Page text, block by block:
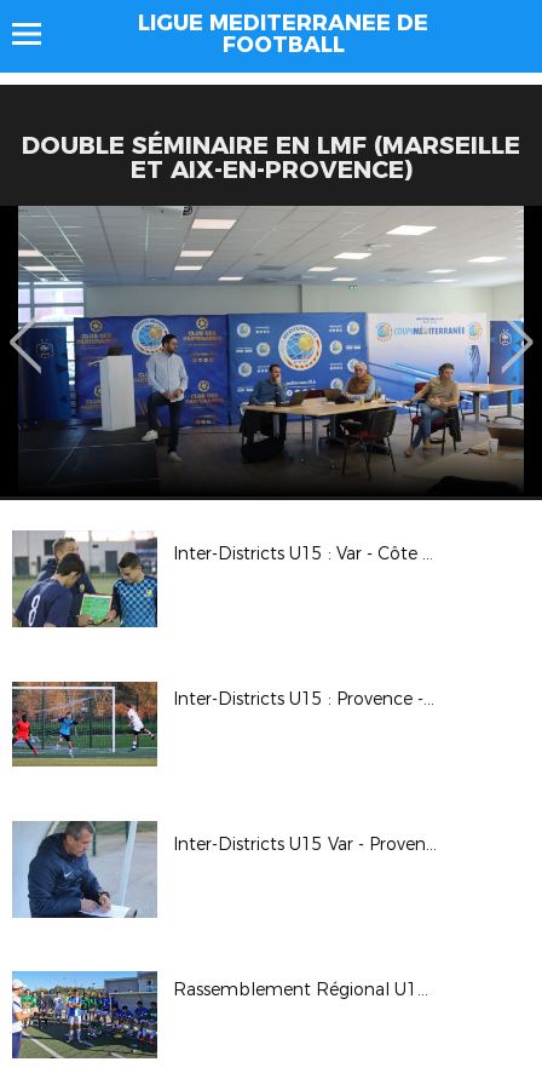
LIGUE MEDITERRANEE DE
FOOTBALL
DOUBLE SÉMINAIRE EN LMF (MARSEILLE
ET AIX-EN-PROVENCE)
Inter-Districts U15 : Var - Côte d'Azur 0-0 (Brignoles)
Inter-Districts U15 : Provence - Côte d'Azur 2-1 (Brignoles)
Inter-Districts U15 Var - Provence 0-1 (Brignoles)
Rassemblement Régional U16 Garçons (Brignoles)